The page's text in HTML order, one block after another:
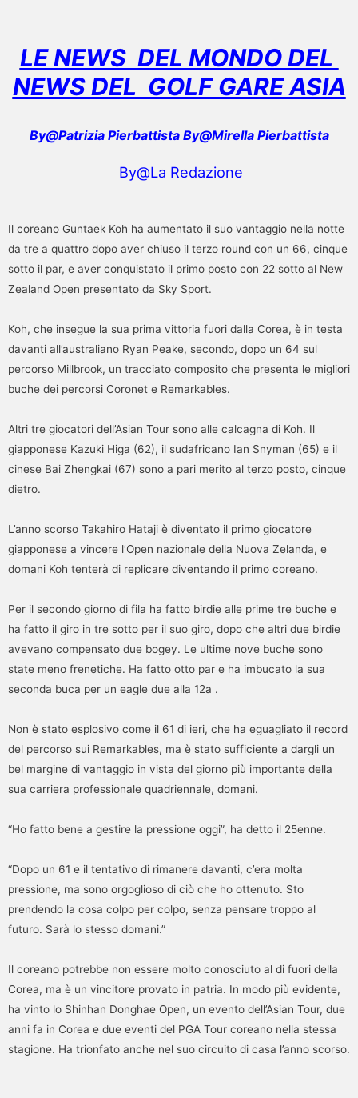
LE NEWS DEL MONDO DEL
NEWS DEL GOLF GARE ASIA
By@Patrizia Pierbattista By@Mirella Pierbattista
By@La Redazione
Il coreano Guntaek Koh ha aumentato il suo vantaggio nella notte
da tre a quattro dopo aver chiuso il terzo round con un 66, cinque
sotto il par, e aver conquistato il primo posto con 22 sotto al New
Zealand Open presentato da Sky Sport.
Koh, che insegue la sua prima vittoria fuori dalla Corea, è in testa
davanti all’australiano Ryan Peake, secondo, dopo un 64 sul
percorso Millbrook, un tracciato composito che presenta le migliori
buche dei percorsi Coronet e Remarkables.
Altri tre giocatori dell’Asian Tour sono alle calcagna di Koh. Il
giapponese Kazuki Higa (62), il sudafricano Ian Snyman (65) e il
cinese Bai Zhengkai (67) sono a pari merito al terzo posto, cinque
dietro.
L’anno scorso Takahiro Hataji è diventato il primo giocatore
giapponese a vincere l’Open nazionale della Nuova Zelanda, e
domani Koh tenterà di replicare diventando il primo coreano.
Per il secondo giorno di fila ha fatto birdie alle prime tre buche e
ha fatto il giro in tre sotto per il suo giro, dopo che altri due birdie
avevano compensato due bogey. Le ultime nove buche sono
state meno frenetiche. Ha fatto otto par e ha imbucato la sua
seconda buca per un eagle due alla 12a .
Non è stato esplosivo come il 61 di ieri, che ha eguagliato il record
del percorso sui Remarkables, ma è stato sufficiente a dargli un
bel margine di vantaggio in vista del giorno più importante della
sua carriera professionale quadriennale, domani.
“Ho fatto bene a gestire la pressione oggi”, ha detto il 25enne.
“Dopo un 61 e il tentativo di rimanere davanti, c’era molta
pressione, ma sono orgoglioso di ciò che ho ottenuto. Sto
prendendo la cosa colpo per colpo, senza pensare troppo al
futuro. Sarà lo stesso domani.”
Il coreano potrebbe non essere molto conosciuto al di fuori della
Corea, ma è un vincitore provato in patria. In modo più evidente,
ha vinto lo Shinhan Donghae Open, un evento dell’Asian Tour, due
anni fa in Corea e due eventi del PGA Tour coreano nella stessa
stagione. Ha trionfato anche nel suo circuito di casa l’anno scorso.